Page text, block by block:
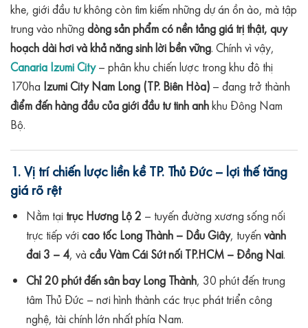
khe, giới đầu tư không còn tìm kiếm những dự án ồn ào, mà tập
trung vào những dòng sản phẩm có nền tảng giá trị thật, quy
hoạch dài hơi và khả năng sinh lời bền vững. Chính vì vậy,
Canaria Izumi City– phân khu chiến lược trong khu đô thị
170ha Izumi City Nam Long (TP. Biên Hòa) – đang trở thành
điểm đến hàng đầu của giới đầu tư tinh anhkhu Đông Nam
Bộ.
1. Vị trí chiến lược liền kề TP. Thủ Đức – lợi thế tăng
giá rõ rệt
Nằm tại trục Hương Lộ 2 – tuyến đường xương sống nối
trực tiếp với cao tốc Long Thành – Dầu Giây, tuyến vành
đai 3 – 4, và cầu Vàm Cái Sứt nối TP.HCM – Đồng Nai.
Chỉ 20 phút đến sân bay Long Thành, 30 phút đến trung
tâm Thủ Đức – nơi hình thành các trục phát triển công
nghệ, tài chính lớn nhất phía Nam.